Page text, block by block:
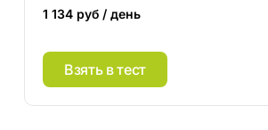
1 134 руб / день
Взять в тест